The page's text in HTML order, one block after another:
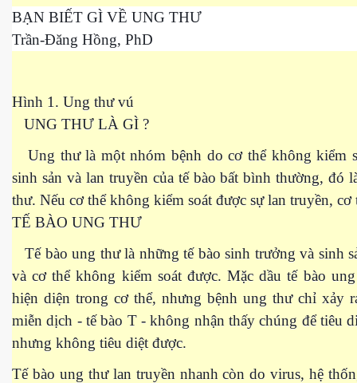
BẠN BIẾT GÌ VỀ UNG THƯ
Trần-Đăng Hồng, PhD
Hình 1. Ung thư vú
UNG THƯ LÀ GÌ ?
Ung thư là một nhóm bệnh do cơ thể không kiểm
sinh sản và lan truyền của tế bào bất bình thường, đó
thư. Nếu cơ thể không kiểm soát được sự lan truyền, cơ
TẾ BÀO UNG THƯ
Tế bào ung thư là những tế bào sinh trưởng và sinh
và cơ thể không kiểm soát được. Mặc dầu tế bào
hiện diện trong cơ thể, nhưng bệnh ung thư chỉ xảy
miễn dịch - tế bào T - không nhận thấy chúng để tiêu
nhưng không tiêu diệt được.
Tế bào ung thư lan truyền nhanh còn do virus, hệ
qua đời
núp